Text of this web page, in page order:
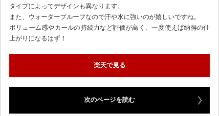
タイプによってデザインも異なります。
また、ウォータープルーフなので汗や水に強いのが嬉しいですね。
ボリューム感やカールの持続力など評価が高く、一度使えば納得の仕
上がりになるはず！
楽天で見る
次のページを読む